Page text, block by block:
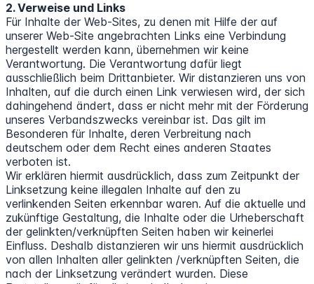
2. Verweise und Links
Für Inhalte der Web-Sites, zu denen mit Hilfe der auf
unserer Web-Site angebrachten Links eine Verbindung
hergestellt werden kann, übernehmen wir keine
Verantwortung. Die Verantwortung dafür liegt
ausschließlich beim Drittanbieter. Wir distanzieren uns von
Inhalten, auf die durch einen Link verwiesen wird, der sich
dahingehend ändert, dass er nicht mehr mit der Förderung
unseres Verbandszwecks vereinbar ist. Das gilt im
Besonderen für Inhalte, deren Verbreitung nach
deutschem oder dem Recht eines anderen Staates
verboten ist.
Wir erklären hiermit ausdrücklich, dass zum Zeitpunkt der
Linksetzung keine illegalen Inhalte auf den zu
verlinkenden Seiten erkennbar waren. Auf die aktuelle und
zukünftige Gestaltung, die Inhalte oder die Urheberschaft
der gelinkten/verknüpften Seiten haben wir keinerlei
Einfluss. Deshalb distanzieren wir uns hiermit ausdrücklich
von allen Inhalten aller gelinkten /verknüpften Seiten, die
nach der Linksetzung verändert wurden. Diese